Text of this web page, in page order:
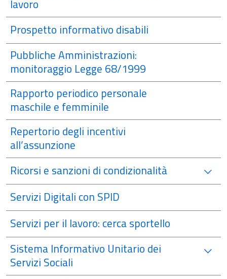
lavoro
Prospetto informativo disabili
Pubbliche Amministrazioni:
monitoraggio Legge 68/1999
Rapporto periodico personale
maschile e femminile
Repertorio degli incentivi
all’assunzione
Ricorsi e sanzioni di condizionalità
Servizi Digitali con SPID
Servizi per il lavoro: cerca sportello
Sistema Informativo Unitario dei
Servizi Sociali